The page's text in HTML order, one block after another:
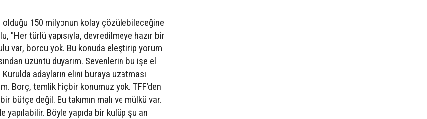
olduğu 150 milyonun kolay çözülebileceğine
"Her türlü yapısıyla, devredilmeye hazır bir
var, borcu yok. Bu konuda eleştirip yorum
üzüntü duyarım. Sevenlerin bu işe el
adayların elini buraya uzatması
Borç, temlik hiçbir konumuz yok. TFF’den
bütçe değil. Bu takımın malı ve mülkü var.
yapılabilir. Böyle yapıda bir kulüp şu an